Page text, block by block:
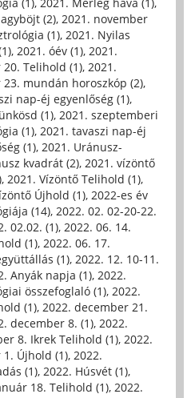
(2), 2021. november
(1), 2021. Nyilas
, 2021. óév (1), 2021.
Telihold (1), 2021.
mundán horoszkóp (2),
nap-éj egyenlőség (1),
(1), 2021. szeptemberi
(1), 2021. tavaszi nap-éj
(1), 2021. Uránusz-
kvadrát (2), 2021. vízöntő
, 2021. Vízöntő Telihold (1),
Újhold (1), 2022-es év
(14), 2022. 02. 02-20-22.
02.02. (1), 2022. 06. 14.
(1), 2022. 06. 17.
(1), 2022. 12. 10-11.
Anyák napja (1), 2022.
összefoglaló (1), 2022.
(1), 2022. december 21.
december 8. (1), 2022.
8. Ikrek Telihold (1), 2022.
Újhold (1), 2022.
(1), 2022. Húsvét (1),
18. Telihold (1), 2022.